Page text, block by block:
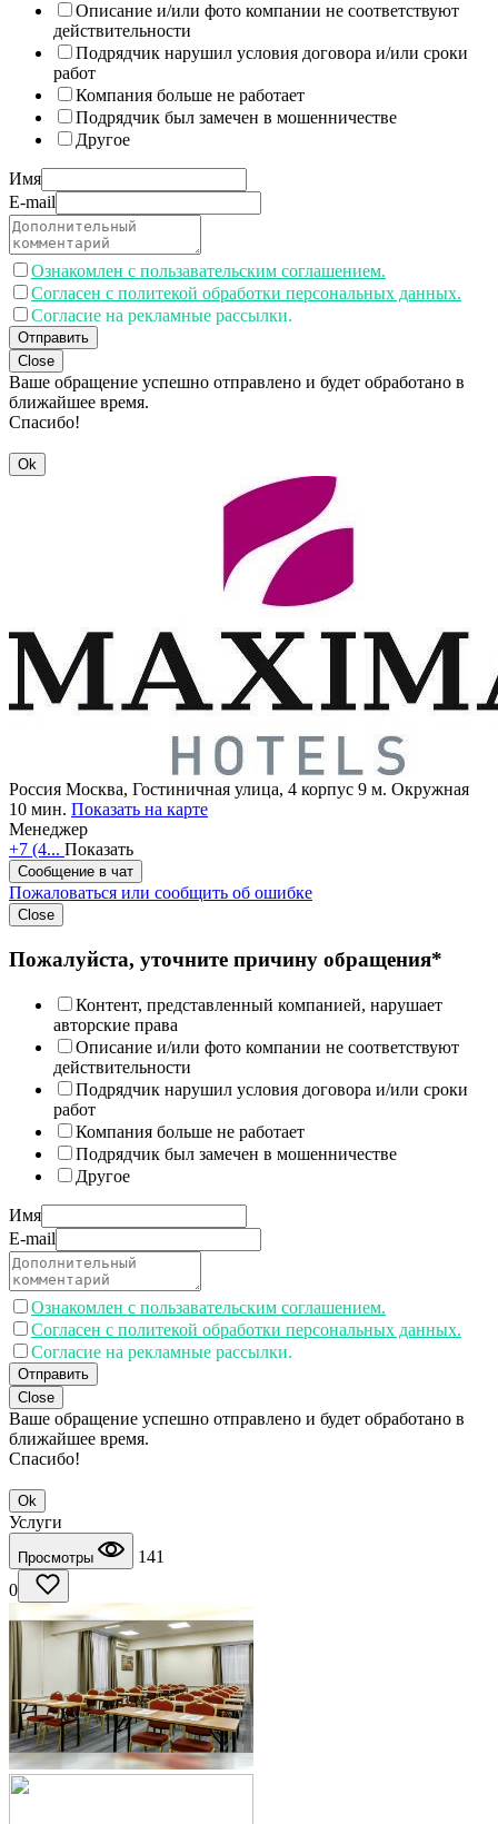
Описание и/или фото компании не соответствуют
действительности
Подрядчик нарушил условия договора и/или сроки
работ
Компания больше не работает
Подрядчик был замечен в мошенничестве
Другое
Имя
E-mail
Ознакомлен с пользавательским соглашением.
Согласен с политекой обработки персональных данных.
Согласие на рекламные рассылки.
Отправить
Close
Ваше обращение успешно отправлено и будет обработано в
ближайшее время.
Спасибо!
Ok
Россия Москва, Гостиничная улица, 4 корпус 9 м. Окружная
10 мин. Показать на карте
Менеджер
+7 (4... Показать
Сообщение в чат
Пожаловаться или сообщить об ошибке
Close
Пожалуйста, уточните причину обращения*
Контент, представленный компанией, нарушает
авторские права
Описание и/или фото компании не соответствуют
действительности
Подрядчик нарушил условия договора и/или сроки
работ
Компания больше не работает
Подрядчик был замечен в мошенничестве
Другое
Имя
E-mail
Ознакомлен с пользавательским соглашением.
Согласен с политекой обработки персональных данных.
Согласие на рекламные рассылки.
Отправить
Close
Ваше обращение успешно отправлено и будет обработано в
ближайшее время.
Спасибо!
Ok
Услуги
Просмотры
141
0